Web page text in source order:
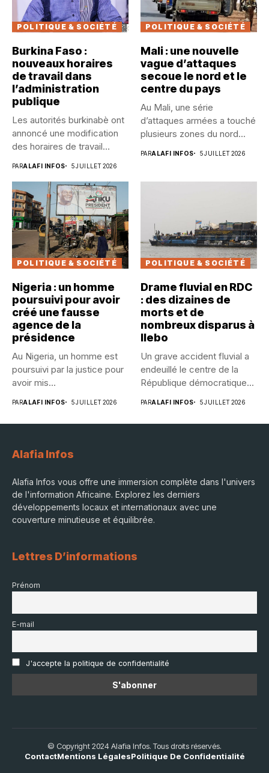
POLITIQUE & SOCIÉTÉ
Burkina Faso :
nouveaux horaires
de travail dans
l’administration
publique
Les autorités burkinabè ont
annoncé une modification
des horaires de travail
PARALAFI INFOS 5 JUILLET 2026
POLITIQUE & SOCIÉTÉ
Mali : une nouvelle
vague d’attaques
secoue le nord et le
centre du pays
Au Mali, une série
d’attaques armées a touché
plusieurs zones du nord...
PARALAFI INFOS 5 JUILLET 2026
POLITIQUE & SOCIÉTÉ
Nigeria : un homme
poursuivi pour avoir
créé une fausse
agence de la
présidence
Au Nigeria, un homme est
poursuivi par la justice pour
avoir mis...
PARALAFI INFOS 5 JUILLET 2026
POLITIQUE & SOCIÉTÉ
Drame fluvial en RDC
: des dizaines de
morts et de
nombreux disparus à
Ilebo
Un grave accident fluvial a
endeuillé le centre de la
République démocratique...
PARALAFI INFOS 5 JUILLET 2026
Alafia Infos
Alafia Infos vous offre une immersion complète dans l'univers
de l'information Africaine. Explorez les derniers
développements locaux et internationaux avec une
couverture minutieuse et équilibrée.
Lettres D’informations
Prénom
E-mail
J'accepte la politique de confidentialité
© Copyright 2024 Alafia Infos. Tous droits réservés.
ContactMentions LégalesPolitique De Confidentialité